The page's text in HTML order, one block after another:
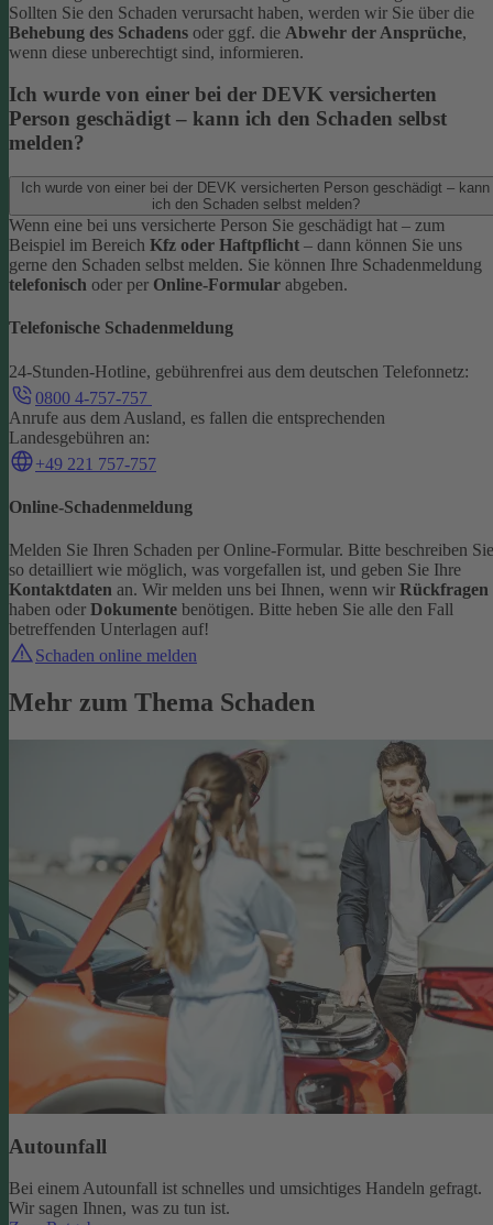
Sollten Sie den Schaden verursacht haben, werden wir Sie über die
Behebung des Schadens oder ggf. die Abwehr der Ansprüche,
wenn diese unberechtigt sind, informieren.
Ich wurde von einer bei der DEVK versicherten
Person geschädigt – kann ich den Schaden selbst
melden?
Ich wurde von einer bei der DEVK versicherten Person geschädigt – kann
ich den Schaden selbst melden?
Wenn eine bei uns versicherte Person Sie geschädigt hat – zum
Beispiel im Bereich Kfz oder Haftpflicht – dann können Sie uns
gerne den Schaden selbst melden. Sie können Ihre Schadenmeldung
telefonisch oder per Online-Formular abgeben.
Telefonische Schadenmeldung
24-Stunden-Hotline, gebührenfrei aus dem deutschen Telefonnetz:
0800 4-757-757
Anrufe aus dem Ausland, es fallen die entsprechenden
Landesgebühren an:
+49 221 757-757
Online-Schadenmeldung
Melden Sie Ihren Schaden per Online-Formular. Bitte beschreiben Sie
so detailliert wie möglich, was vorgefallen ist, und geben Sie Ihre
Kontaktdaten an. Wir melden uns bei Ihnen, wenn wir Rückfragen
haben oder Dokumente benötigen. Bitte heben Sie alle den Fall
betreffenden Unterlagen auf!
Schaden online melden
Mehr zum Thema Schaden
Autounfall
Bei einem Autounfall ist schnelles und umsichtiges Handeln gefragt.
Wir sagen Ihnen, was zu tun ist.